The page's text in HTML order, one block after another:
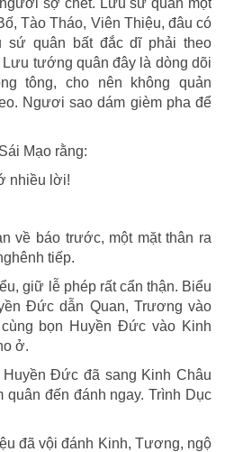
Tào Tháo, Viên Thiệu, đâu có
sứ quân bất đắc dĩ phải theo
tướng quân đây là dòng dõi
tông, cho nên không quản
Ngươi sao dám gièm pha để
Mạo rằng:
nhiều lời!
về báo trước, một mặt thân ra
tiếp.
giữ lễ phép rất cẩn thận. Biểu
Đức dẫn Quan, Trương vào
bọn Huyền Đức vào Kinh
ở.
Đức đã sang Kinh Châu
quân đến đánh ngay. Trình Dục
đã vội đánh Kinh, Tương, ngộ